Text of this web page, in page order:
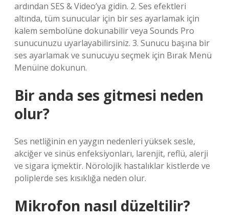
ardından SES & Video’ya gidin. 2. Ses efektleri
altında, tüm sunucular için bir ses ayarlamak için
kalem sembolüne dokunabilir veya Sounds Pro
sunucunuzu uyarlayabilirsiniz. 3. Sunucu başına bir
ses ayarlamak ve sunucuyu seçmek için Bırak Menü
Menüine dokunun.
Bir anda ses gitmesi neden
olur?
Ses netliğinin en yaygın nedenleri yüksek sesle,
akciğer ve sinüs enfeksiyonları, larenjit, reflü, alerji
ve sigara içmektir. Nörolojik hastalıklar kistlerde ve
poliplerde ses kısıklığa neden olur.
Mikrofon nasıl düzeltilir?